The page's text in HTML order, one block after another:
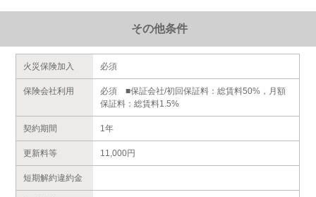
その他条件
火災保険加入 必須
保険会社利用
必須 ■保証会社/初回保証料：総賃料50%，月額
保証料：総賃料1.5%
契約期間 1年
更新料等 11,000円
短期解約違約金